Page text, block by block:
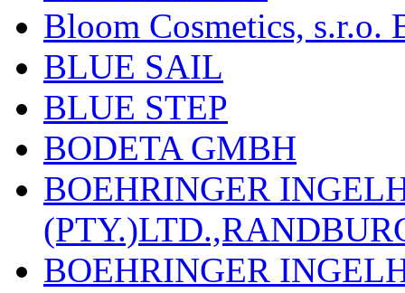
Bloom Cosmetics, s.r.o.
BLUE SAIL
BLUE STEP
BODETA GMBH
BOEHRINGER
BOEHRINGER